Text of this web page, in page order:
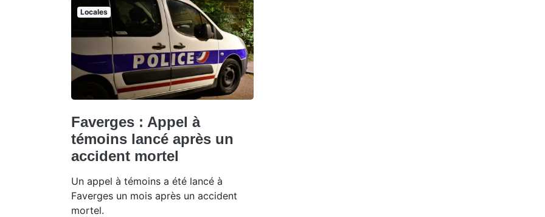
Locales
Faverges : Appel à
témoins lancé après un
accident mortel
Un appel à témoins a été lancé à
Faverges un mois après un accident
mortel.